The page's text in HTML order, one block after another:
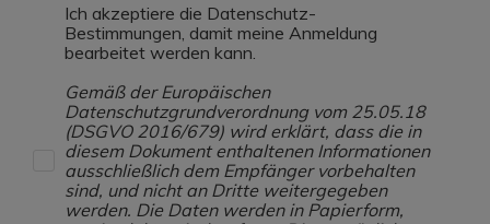
Ich akzeptiere die Datenschutz-
Bestimmungen, damit meine Anmeldung
bearbeitet werden kann.
Gemäß der Europäischen
Datenschutzgrundverordnung vom 25.05.18
(DSGVO 2016/679) wird erklärt, dass die in
diesem Dokument enthaltenen Informationen
ausschließlich dem Empfänger vorbehalten
sind, und nicht an Dritte weitergegeben
werden. Die Daten werden in Papierform,